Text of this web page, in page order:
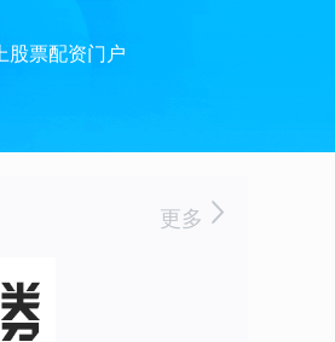
股票配资门户
更多